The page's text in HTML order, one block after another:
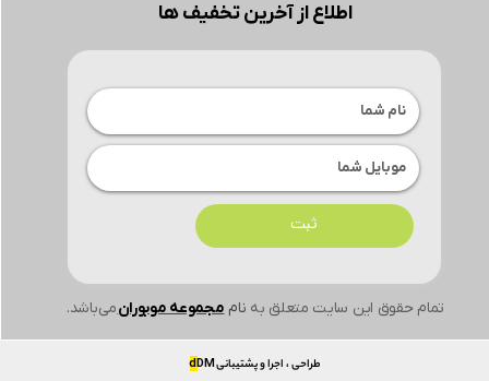
تمام حقوق این سایت متعلق به ناممجموعه موبورانمی‌باشد.
اطلاع از آخرین تخفیف ها
ثبت
طراحی ، اجرا و پشتیبانی dDM